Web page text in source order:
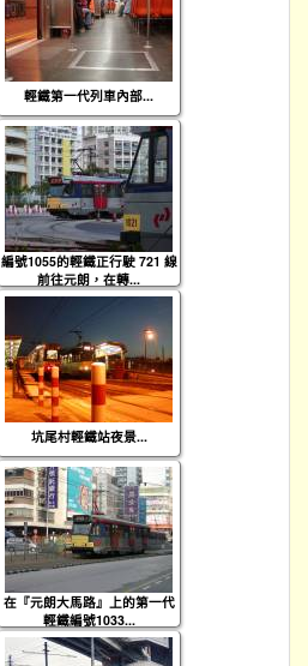
輕鐵第一代列車內部...
編號1055的輕鐵正行駛 721 線
前往元朗，在轉...
坑尾村輕鐵站夜景...
在『元朗大馬路』上的第一代
輕鐵編號1033...